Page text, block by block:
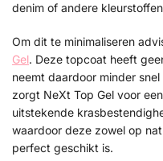
denim of andere
Om dit te minimaliseren
Gel. Deze topcoat heeft
neemt daardoor minder
zorgt NeXt Top Gel voor
uitstekende
waardoor deze zowel op
perfect geschikt is.